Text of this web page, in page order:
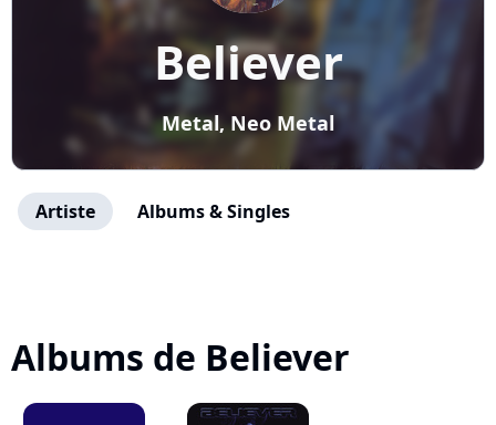
Believer
Metal, Neo Metal
Artiste Albums & Singles
Albums de Believer